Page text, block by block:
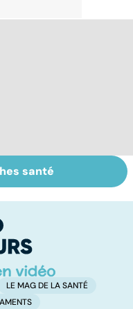
: un
santé
LE MAG DE LA SANTÉ